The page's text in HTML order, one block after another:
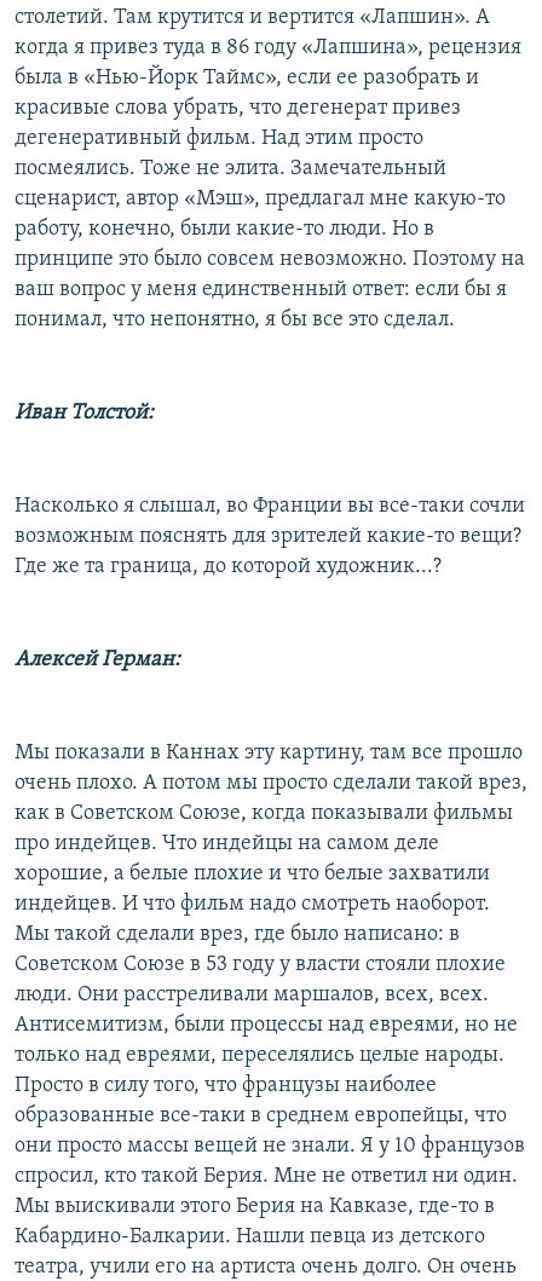
столетий. Там крутится и вертится «Лапшин». А
когда я привез туда в 86 году «Лапшина», рецензия
была в «Нью-Йорк Таймс», если ее разобрать и
красивые слова убрать, что дегенерат привез
дегенеративный фильм. Над этим просто
посмеялись. Тоже не элита. Замечательный
сценарист, автор «Мэш», предлагал мне какую-то
работу, конечно, были какие-то люди. Но в
принципе это было совсем невозможно. Поэтому на
ваш вопрос у меня единственный ответ: если бы я
понимал, что непонятно, я бы все это сделал.
Иван Толстой:
Насколько я слышал, во Франции вы все-таки сочли
возможным пояснять для зрителей какие-то вещи?
Где же та граница, до которой художник...?
Алексей Герман:
Мы показали в Каннах эту картину, там все прошло
очень плохо. А потом мы просто сделали такой врез,
как в Советском Союзе, когда показывали фильмы
про индейцев. Что индейцы на самом деле
хорошие, а белые плохие и что белые захватили
индейцев. И что фильм надо смотреть наоборот.
Мы такой сделали врез, где было написано: в
Советском Союзе в 53 году у власти стояли плохие
люди. Они расстреливали маршалов, всех, всех.
Антисемитизм, были процессы над евреями, но не
только над евреями, переселялись целые народы.
Просто в силу того, что французы наиболее
образованные все-таки в среднем европейцы, что
они просто массы вещей не знали. Я у 10 французов
спросил, кто такой Берия. Мне не ответил ни один.
Мы выискивали этого Берия на Кавказе, где-то в
Кабардино-Балкарии. Нашли певца из детского
театра, учили его на артиста очень долго. Он очень